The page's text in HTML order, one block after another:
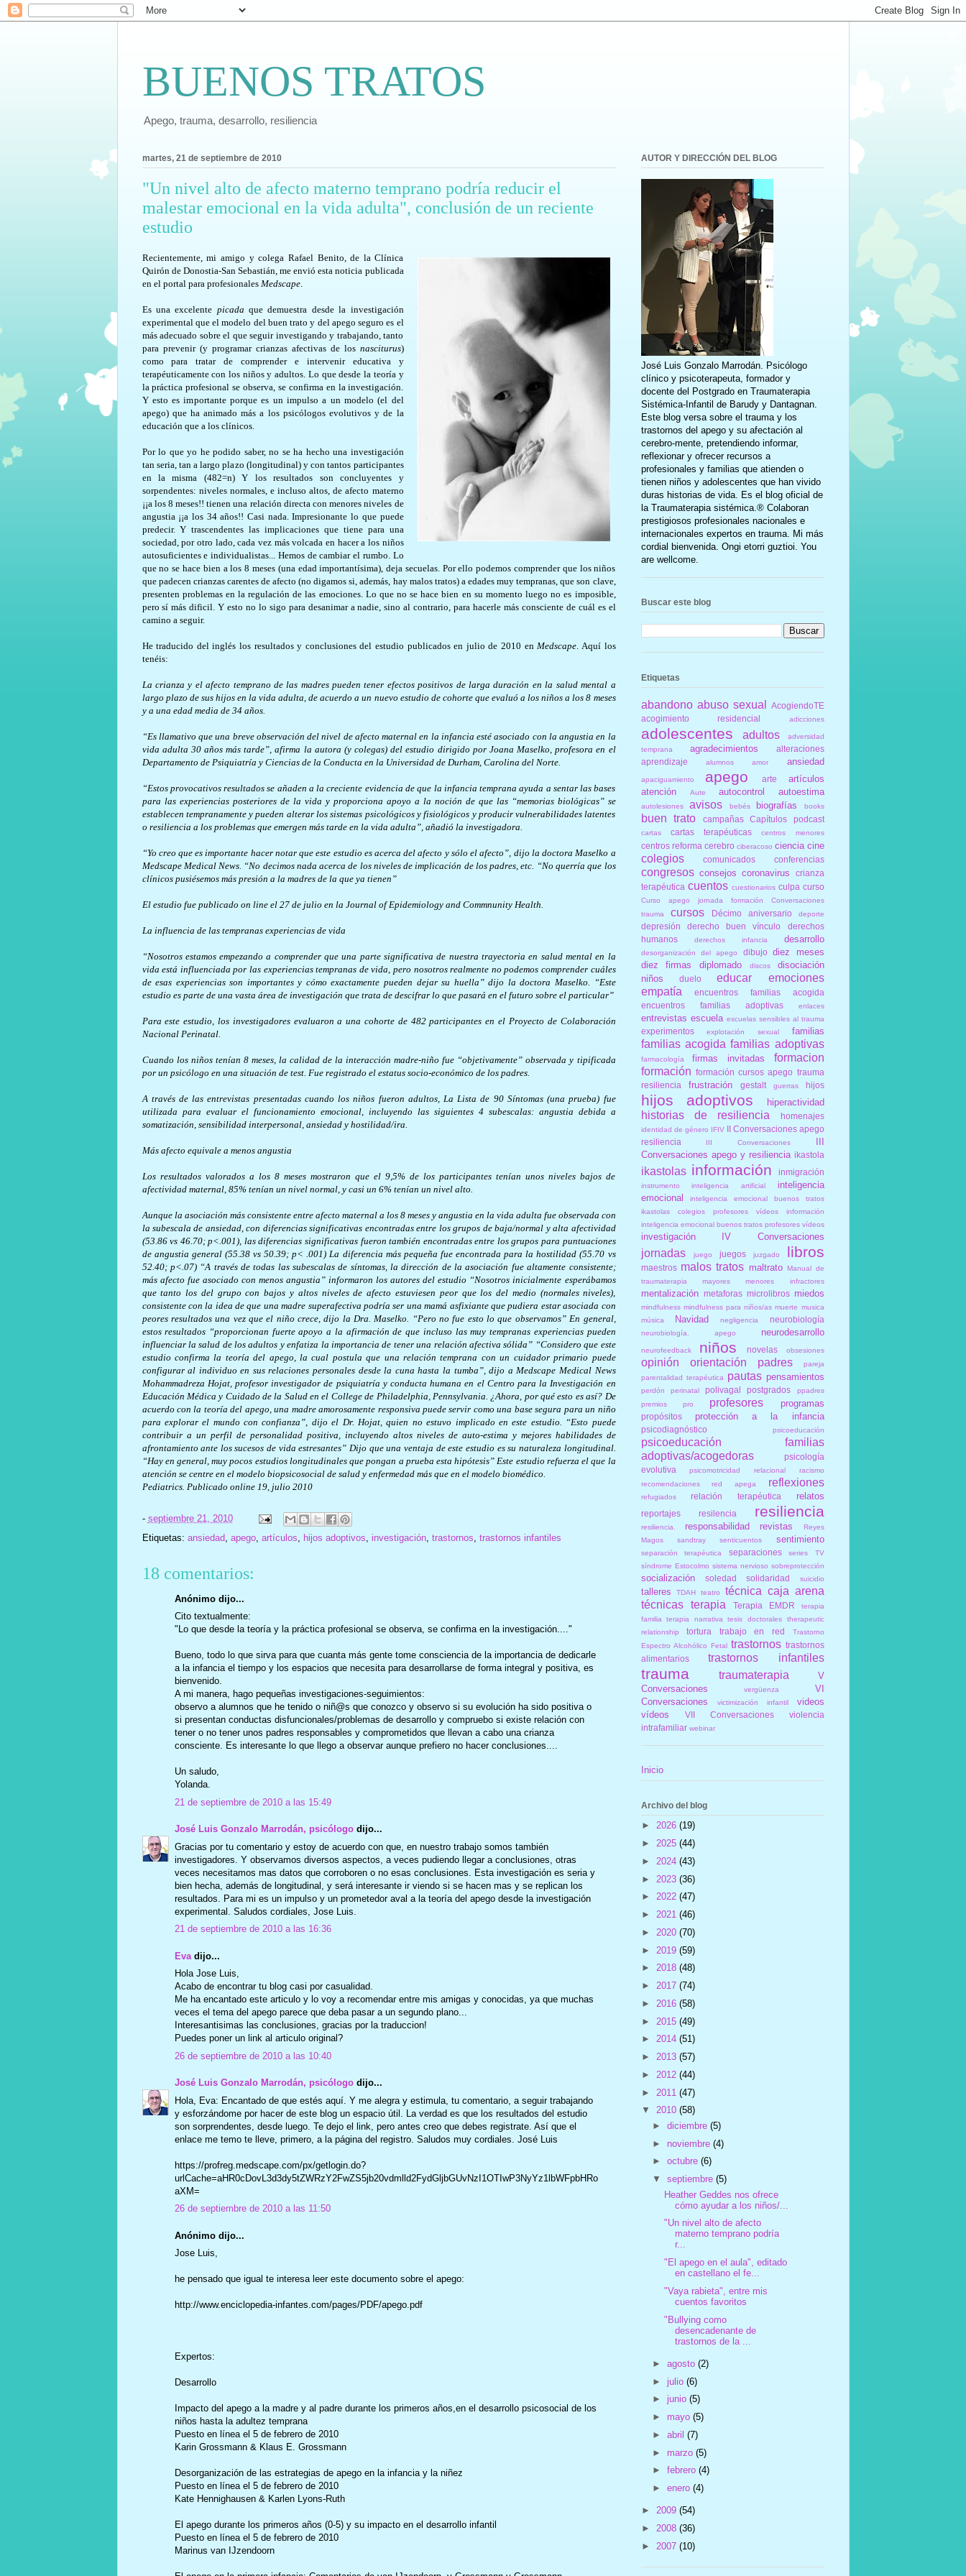
BUENOS TRATOS
Apego, trauma, desarrollo, resiliencia
martes, 21 de septiembre de 2010
"Un nivel alto de afecto materno temprano podría reducir el
malestar emocional en la vida adulta", conclusión de un reciente
estudio
Recientemente, mi amigo y colega Rafael Benito, de la Clínica
Quirón de Donostia-San Sebastián, me envió esta noticia publicada
en el portal para profesionales Medscape.
Es una excelente picada que demuestra desde la investigación
experimental que el modelo del buen trato y del apego seguro es el
más adecuado sobre el que seguir investigando y trabajando, tanto
para prevenir (y programar crianzas afectivas de los nasciturus)
como para tratar de comprender e intervenir educativa y
terapéuticamente con los niños y adultos. Lo que desde la teoría y
la práctica profesional se observa, se confirma en la investigación.
Y esto es importante porque es un impulso a un modelo (el del
apego) que ha animado más a los psicólogos evolutivos y de la
educación que a los clínicos.
Por lo que yo he podido saber, no se ha hecho una investigación
tan seria, tan a largo plazo (longitudinal) y con tantos participantes
en la misma (482=n) Y los resultados son concluyentes y
sorpendentes: niveles normales, e incluso altos, de afecto materno
¡¡a los 8 meses!! tienen una relación directa con menores niveles de
angustia ¡¡a los 34 años!! Casi nada. Impresionante lo que puede
predecir. Y trascendentes las implicaciones que tiene para una
sociedad, por otro lado, cada vez más volcada en hacer a los niños
autosuficientes e individualistas... Hemos de cambiar el rumbo. Lo
que no se hace bien a los 8 meses (una edad importantísima), deja secuelas. Por ello podemos comprender que los niños
que padecen crianzas carentes de afecto (no digamos si, además, hay malos tratos) a edades muy tempranas, que son clave,
presenten problemas en la regulación de las emociones. Lo que no se hace bien en su momento luego no es imposible,
pero sí más dificil. Y esto no lo sigo para desanimar a nadie, sino al contrario, para hacerle más consciente de cuál es el
camino a seguir.
He traducido del inglés los resultados y conclusiones del estudio publicados en julio de 2010 en Medscape . Aquí los
tenéis:
La crianza y el afecto temprano de las madres pueden tener efectos positivos de larga duración en la salud mental a
largo plazo de sus hijos en la vida adulta, de acuerdo a un nuevo estudio de cohorte que evaluó a los niños a los 8 meses
y a una edad media de 34 años.
“Es llamativo que una breve observación del nivel de afecto maternal en la infancia esté asociado con la angustia en la
vida adulta 30 años más tarde”, afirma la autora (y colegas) del estudio dirigido por Joana Maselko, profesora en el
Departamento de Psiquiatría y Ciencias de la Conducta en la Universidad de Durham, Carolina del Norte.
“Estos provocativos resultados se añaden a la creciente evidencia de que la infancia temprana ayuda a sentar las bases
para las experiencias posteriores de la vida y proporciona apoyo a la noción de que las “memorias biológicas” se
establecen tempranamente y pueden alterar los sistemas psicológicos y fisiológicos y producir vulnerabilidades latentes
o resiliencia a los problemas que emergen más tarde en la vida adulta”, añadió la investigadora.
“Yo creo que es importante hacer notar que este estudio es acerca del afecto y sólo el afecto”, dijo la doctora Maselko a
Medscape Medical News. “No decimos nada acerca de los niveles de implicación de los padres, etc. “No querría que los
clínicos pusiésemos más presión a la madres de la que ya tienen”
El estudio fue publicado on line el 27 de julio en la Journal of Epidemiology and Commnunity Health.
La influencia de las tempranas experiencias de vida
“Nosotros estamos empezando a comprender que una parte significativa de nuestra trayectoria en salud mental en la
vida está influenciada por las experiencias tempranas de vida, pero nosotros realmente no podemos comprender cuáles
de esas experiencias son importantes y cómo exactamente pueden dejar su huella” dijo la doctora Maselko. “Este
estudio es parte de una vasta área de investigación que trata de descifrar lo que pasará en el futuro sobre el particular”
Para este estudio, los investigadores evaluaron a una cohorte de 482 participantes en el Proyecto de Colaboración
Nacional Perinatal.
Cuando los niños tenían 8 meses, la calidad de la interacción madre-niño fue “objetivamente” observada y tipificada
por un psicólogo en una situación de test. Fue registrado el estatus socio-económico de los padres.
A través de las entrevistas presentadas cuando los niños fueron adultos, La Lista de 90 Síntomas (una prueba) fue
utilizada para evaluar el funcionamiento emocional, incluyendo las siguientes 4 subescalas: angustia debida a
somatización, sensibilidad interpersonal, ansiedad y hostilidad/ira.
Más afecto equivale a menos angustia
Los resultados valorados a los 8 meses mostraron que el 9,5% de los participantes tenían unos niveles bajos de
afectividad maternal, 85% tenían un nivel normal, y casi un 6% tenían un nivel alto.
Aunque la asociación más consistente entre afecto maternal a los 8 meses y angustia en la vida adulta fue observada con
la subescala de ansiedad, con diferencias significativas encontradas entre los grupos de baja/normal y alta afectividad
(53.86 vs 46.70; p<.001), las diferencias significativas fueron también encontradas entre los grupos para puntuaciones
de angustia general (55.38 vs 50.39; p< .001) La diferencia más pequeña fue encontrada para la hostilidad (55.70 vs
52.40; p<.07) “A través de todas las subescalas de síntomas, la dirección de la asociación fue altamente consistente;
más afecto fue asociado con menos angustia” informaron los autores del estudio “Nosotros inicialmente esperábamos
que tanto los del grupo con bajos y altos niveles de afecto estuviesen peor que los del medio (normales niveles),
consistente con la idea de que una madre superafectiva podría ser una mamá asfixiante que pudiera estar asociada con
peores resultados una vez que el niño crece, dijo la Dra. Maselko. “Pero no fue esto lo que observamos” En general,
estos resultados “proporcionan fuerte apoyo a la afirmación de que incluso las muy tempranas experiencias pueden
influenciar la salud de los adultos y enfatiza la importancia de tener una relación afectiva sólida” “Considero que este
estudio confirma la teoría del apego, la cual postula que una relación temprana con un cuidador primario puede
configurar al individuo en sus relaciones personales desde la cuna hasta la tumba”, dijo a Medscape Medical News
Mohammadreza Hojat, profesor investigador de psiquiatría y conducta humana en el Centro para la Investigación en
Educación Médica y Cuidado de la Salud en el College de Philadelphia, Pennsylvania. ¿Ahora, por qué esto es así? De
acuerdo con la teoría del apego, una madre amorosamente responsiva puede servir como una base segura para un niño
para explorar el mundo con confianza”, dijo el Dr. Hojat, quien no estuvo implicado en este estudio. “Esto puede
contribuir a un perfil de personalidad positiva, incluyendo altos niveles de auto-estima y mejores habilidades de
afrontamiento ante los sucesos de vida estresantes” Dijo que una ventaja de este estudio es su naturaleza longitudinal.
“Hay en general, muy pocos estudios longitudinales que pongan a prueba esta hipótesis” Este estudio refuerza el que la
atención se centre en el modelo biopsicosocial de salud y enfermedad más que en el modelo biomédico.
Pediatrics. Publicado online 19, julio 2010
- septiembre 21, 2010
Etiquetas: ansiedad, apego, artículos hijos adoptivos investigación, trastornos trastornos infantiles
18 comentarios:
Anónimo dijo...
Cito textualmente:
"Lo que desde la teoría y la práctica profesional se observa, se confirma en la investigación...."
Bueno, todo lo que sirva para que cuanta más gente tome consciencia de la importancia de dedicarle
a la infancia el tiempo y los espacios que necesita para desarrollarse de forma integral y positiva, es
bienvenido.
A mi manera, hago pequeñas investigaciones-seguimientos:
observo a alumnos que he tenido o niñ@s que conozco y observo si su evolución ha sido positiva o
si presentan conductas disfuncionales/problemas de desarrollo y compruebo si existe relación con
tener o no tener unos padres responsables y comprometidos que llevan a cabo una crianza
consciente. Es interesante lo que llego a observar aunque prefiero no hacer conclusiones....
Un saludo,
Yolanda.
21 de septiembre de 2010 a las 15:49
José Luis Gonzalo Marrodán, psicólogodijo...
Gracias por tu comentario y estoy de acuerdo con que, en nuestro trabajo somos también
investigadores. Y observamos diversos aspectos, a veces pudiendo llegar a conclusiones, otras
veces necesitamos mas datos que corroboren o no esas conclusiones. Esta investigación es seria y
bien hecha, además de longitudinal, y será interesante ir viendo si se hacen mas y se replican los
resultados. Para mi es un impulso y un prometedor aval a la teoría del apego desde la investigación
experimental. Saludos cordiales, Jose Luis.
21 de septiembre de 2010 a las 16:36
Evadijo...
Hola Jose Luis,
Acabo de encontrar tu blog casi por casualidad.
Me ha encantado este articulo y lo voy a recomendar entre mis amigas y conocidas, ya que muchas
veces el tema del apego parece que deba pasar a un segundo plano...
Interesantisimas las conclusiones, gracias por la traduccion!
Puedes poner un link al articulo original?
26 de septiembre de 2010 a las 10:40
José Luis Gonzalo Marrodán, psicólogodijo...
Hola, Eva: Encantado de que estés aquí. Y me alegra y estimula, tu comentario, a seguir trabajando
y esforzándome por hacer de este blog un espacio útil. La verdad es que los resultados del estudio
son sorprendentes, desde luego. Te dejo el link, pero antes creo que debes registrate. Así que el
enlace me temo te lleve, primero, a la página del registro. Saludos muy cordiales. José Luis
https://profreg.medscape.com/px/getlogin.do?
urlCache=aHR0cDovL3d3dy5tZWRzY2FwZS5jb20vdmlld2FydGljbGUvNzI1OTIwP3NyYz1lbWFpbHRo
aXM=
26 de septiembre de 2010 a las 11:50
Anónimo dijo...
Jose Luis,
he pensado que igual te interesa leer este documento sobre el apego:
http://www.enciclopedia-infantes.com/pages/PDF/apego.pdf
Expertos:
Desarrollo
Impacto del apego a la madre y al padre durante los primeros años,en el desarrollo psicosocial de los
niños hasta la adultez temprana
Puesto en línea el 5 de febrero de 2010
Karin Grossmann & Klaus E. Grossmann
Desorganización de las estrategias de apego en la infancia y la niñez
Puesto en línea el 5 de febrero de 2010
Kate Hennighausen & Karlen Lyons-Ruth
El apego durante los primeros años (0-5) y su impacto en el desarrollo infantil
Puesto en línea el 5 de febrero de 2010
Marinus van IJzendoorn
AUTOR Y DIRECCIÓN DEL BLOG
José Luis Gonzalo Marrodán. Psicólogo
clínico y psicoterapeuta, formador y
docente del Postgrado en Traumaterapia
Sistémica-Infantil de Barudy y Dantagnan.
Este blog versa sobre el trauma y los
trastornos del apego y su afectación al
cerebro-mente, pretendiendo informar,
reflexionar y ofrecer recursos a
profesionales y familias que atienden o
tienen niños y adolescentes que han vivido
duras historias de vida. Es el blog oficial de
la Traumaterapia sistémica.® Colaboran
prestigiosos profesionales nacionales e
internacionales expertos en trauma. Mi más
cordial bienvenida. Ongi etorri guztioi. You
are wellcome.
Buscar este blog
Etiquetas
abandono abuso sexual
AcogiendoTE
acogimiento residencial
adicciones
adolescentes adultos
adversidad
temprana
agradecimientos
alteraciones
aprendizaje
alumnos amor ansiedad
apaciguamiento apego arte
artículos
atención
Aute autocontrol autoestima
autolesiones avisos bebés biografías books
buen trato campañas Capítulos podcast
cartas cartas terapéuticas centros menores
centros reforma cerebro ciberacoso ciencia cine
colegios comunicados conferencias
congresos consejos coronavirus
crianza
terapéutica cuentos cuestionarios culpa curso
Curso apego jornada formación Conversaciones
trauma
cursos Décimo aniversario deporte
depresión derecho buen vínculo
derechos
humanos
derechos infancia desarrollo
desorganización del apego dibujo diez meses
diez firmas
diplomado discos
disociación
niños
duelo educar
emociones
empatía
encuentros familias acogida
encuentros familias adoptivas
enlaces
entrevistas escuela escuelas sensibles al trauma
experimentos explotación sexual familias
familias acogida familias adoptivas
farmacología firmas invitadas
formacion
formación formación cursos apego trauma
resiliencia
frustración gestalt guerras hijos
hijos adoptivos hiperactividad
historias de resiliencia homenajes
identidad de género IFIV II Conversaciones apego
resiliencia
III Conversaciones
III
Conversaciones apego y resiliencia ikastola
ikastolas información inmigración
instrumento inteligencia artificial
inteligencia
emocional
inteligencia emocional buenos tratos
ikastolas colegios profesores vídeos información
inteligencia emocional buenos tratos profesores vídeos
investigación IV Conversaciones
jornadas juego juegos juzgado libros
maestros malos tratos maltrato Manual de
traumaterapia
mayores menores infractores
mentalización metaforas microlibros miedos
mindfulness mindfulness para niños/as muerte musica
música
Navidad negligencia neurobiología
neurobiología. apego neurodesarrollo
neurofeedback niños novelas obsesiones
opinión orientación padres
pareja
parentalidad terapéutica
pautas pensamientos
perdón perinatal polivagal postgrados
ppadres
premios
pro profesores programas
propósitos protección a la infancia
psicodiagnóstico psicoeducación
psicoeducación familias
adoptivas/acogedoras
psicología
evolutiva
psicomotricidad relacional
racismo
recomendaciones
red apega reflexiones
refugiados relación terapéutica relatos
reportajes resilencia resiliencia
resiliencia. responsabilidad revistas
Reyes
Magos
sandtray senticuentos sentimiento
separación terapéutica separaciones
series TV
síndrome Estocolmo sistema nervioso sobreprotección
socialización soledad solidaridad suicidio
talleres TDAH teatro
técnica caja arena
técnicas
terapia Terapia EMDR
terapia
familia
terapia narrativa tesis doctorales
therapeutic
relationship
tortura trabajo en red
Trastorno
Espectro Alcohólico Fetal trastornos trastornos
alimentarios
trastornos infantiles
trauma traumaterapia
V
Conversaciones
vergüenza
VI
Conversaciones
victimización infantil
videos
vídeos
VII Conversaciones
violencia
intrafamiliar webinar
Inicio
Archivo del blog
► 2026 (19)
► 2025 (44)
► 2024 (43)
► 2023 (36)
► 2022 (47)
► 2021 (46)
► 2020 (70)
► 2019 (59)
► 2018 (48)
► 2017 (74)
► 2016 (58)
► 2015 (49)
► 2014 (51)
► 2013 (57)
► 2012 (44)
► 2011 (47)
▼ 2010 (58)
►diciembre(5)
► noviembre(4)
►octubre(6)
▼septiembre(5)
Heather Geddes nos ofrece
cómo ayudar a los niños/...
"Un nivel alto de afecto
materno temprano podría
r...
"El apego en el aula", editado
en castellano el fe...
"Vaya rabieta", entre mis
cuentos favoritos
"Bullying como
desencadenante de
trastornos de la ...
►agosto(2)
►julio(6)
►junio(5)
► mayo(5)
►abril(7)
► marzo(5)
►febrero(4)
►enero(4)
► 2009 (54)
► 2008 (36)
► 2007 (10)